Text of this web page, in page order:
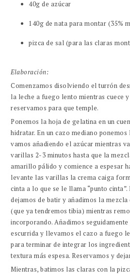
40g de azúcar
140g de nata para montar (35%
pizca de sal (para las claras
Elaboración:
Comenzamos disolviendo el turrón
la leche a fuego lento mientras cuece
reservamos para que temple.
Ponemos la hoja de gelatina en un
hidratar. En un cazo mediano ponemos
vamos añadiendo el azúcar mientras
varillas 2-3 minutos hasta que la
amarillo pálido y comience a espesar
levante las varillas la crema caiga
cinta a lo que se le llama “punto cinta”.
dejamos de batir y añadimos la
(que ya tendremos tibia) mientras
incorporando. Añadimos
escurrida y llevamos el cazo a fuego
para terminar de integrar los
textura más espesa. Reservamos y
Mientras, batimos las claras con la